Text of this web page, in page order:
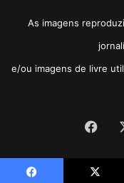
As imagens
e/ou imagens de livre